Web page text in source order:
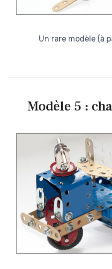
Un rare modèle (à
Modèle 5 :